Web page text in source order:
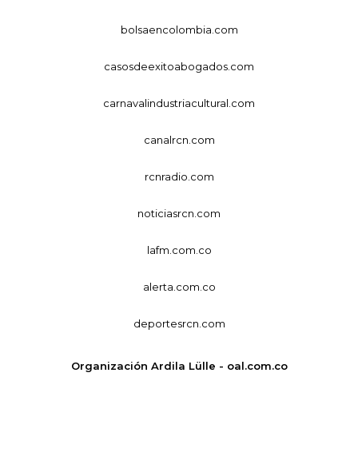
bolsaencolombia.com
casosdeexitoabogados.com
carnavalindustriacultural.com
canalrcn.com
rcnradio.com
noticiasrcn.com
lafm.com.co
alerta.com.co
deportesrcn.com
Organización Ardila Lülle - oal.com.co